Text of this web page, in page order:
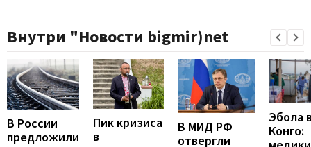
Внутри "Новости bigmir)net
В России
предложили
Пик кризиса
в
В МИД РФ
отвергли
Эбола
Конго: